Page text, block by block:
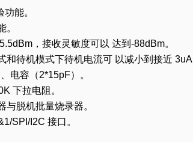
功能。
。
5.5dBm ，接收灵敏度可以达到-88dBm。
和待机模式下待机电流可 以减小到接近3uA
电容（2*15pF）。
下拉电阻。
与脱机批量烧录器。
SPI/I2C接口。